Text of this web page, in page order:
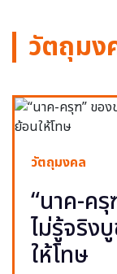
วัตถุมง
วัตถุมงคล
“นาค-ค
ไม่รู้จริง
ให้โทษ